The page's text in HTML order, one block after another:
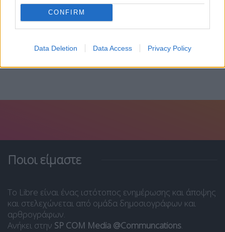
CONFIRM
Data Deletion Data Access Privacy Policy
Θεσσαλονίκη: Καταδίωξη και τραυματίες στο Νέο
Ρύσιο...
Ποιοι είμαστε
Το Libre είναι ένας ιστότοπος ενημέρωσης και άποψης
και στελεχώνεται από ομάδα δημοσιογράφων και
αρθρογράφων.
Ανήκει στην SP COM Media @Communcations.